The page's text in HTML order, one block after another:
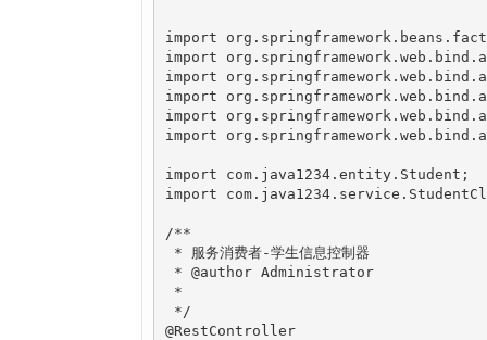
import
import
import
import
import
import
import com.java1234.entity.Student;
import
/**
* 服务消费者-学生信息控制器
* @author Administrator
*
*/
@RestController